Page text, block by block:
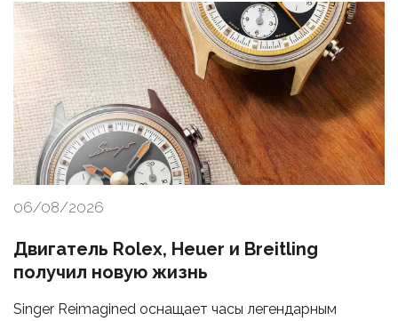
06/08/2026
Двигатель Rolex, Heuer и Breitling
получил новую жизнь
Singer Reimagined оснащает часы легендарным